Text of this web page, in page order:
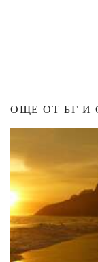
ОЩЕ ОТ БГ И